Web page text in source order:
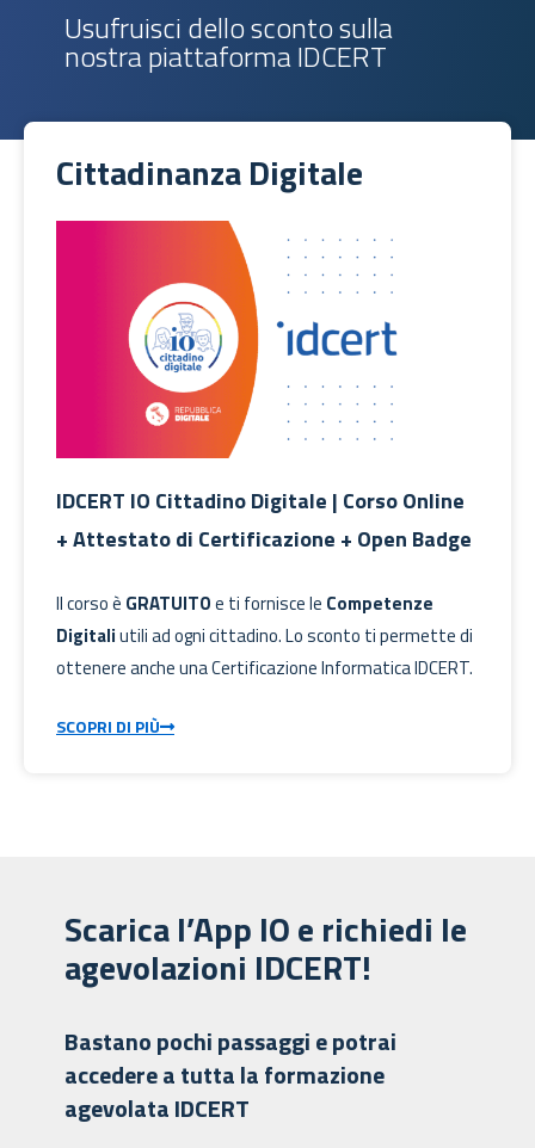
Usufruisci dello sconto sulla
nostra piattaforma IDCERT
Cittadinanza Digitale
IDCERT IO Cittadino Digitale | Corso Online
+ Attestato di Certificazione + Open Badge
Il corso è GRATUITOe ti fornisce le Competenze
Digitaliutili ad ogni cittadino. Lo sconto ti permette di
ottenere anche una Certificazione Informatica IDCERT.
SCOPRI DI PIÙ
Scarica l’App IO e richiedi le
agevolazioni IDCERT!
Bastano pochi passaggi e potrai
accedere a tutta la formazione
agevolata IDCERT